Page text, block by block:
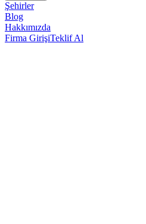
Şehirler
Blog
Hakkımızda
Firma GirişiTeklif Al